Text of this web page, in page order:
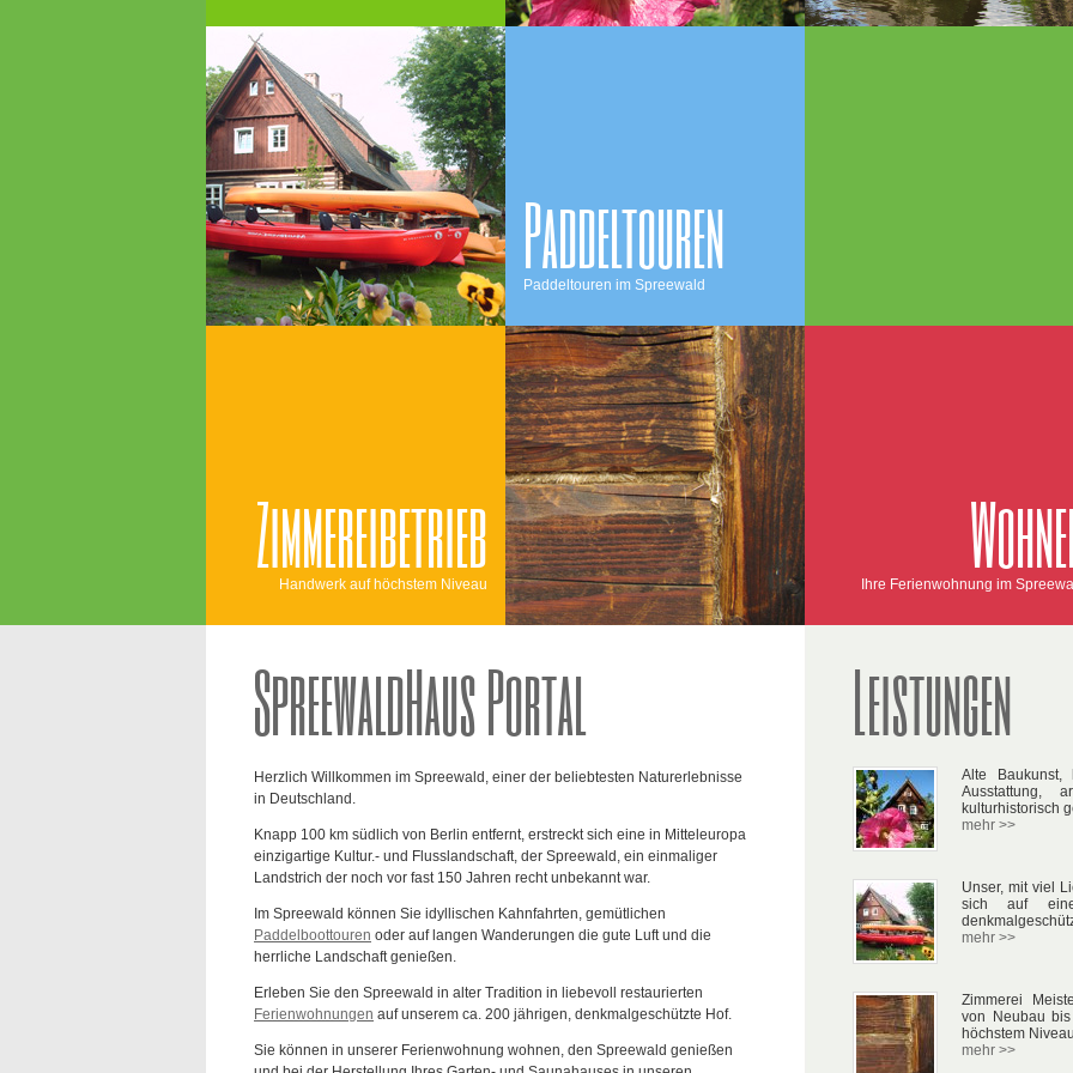
Ihre Ferienwohnung im
Paddeltouren
Paddeltouren im Spreewald
Zimmereibetrieb
Handwerk auf höchstem Niveau
SpreewaldHaus Portal
Herzlich Willkommen im Spreewald, einer der beliebtesten Naturerlebnisse
in Deutschland.
Knapp 100 km südlich von Berlin entfernt, erstreckt sich eine in Mitteleuropa
einzigartige Kultur.- und Flusslandschaft, der Spreewald, ein einmaliger
Landstrich der noch vor fast 150 Jahren recht unbekannt war.
Im Spreewald können Sie idyllischen Kahnfahrten, gemütlichen
Paddelboottouren oder auf langen Wanderungen die gute Luft und die
herrliche Landschaft genießen.
Erleben Sie den Spreewald in alter Tradition in liebevoll restaurierten
Ferienwohnungen auf unserem ca. 200 jährigen, denkmalgeschützte Hof.
Sie können in unserer Ferienwohnung wohnen, den Spreewald genießen
Leistungen
Alte Baukunst,
Ausstattung,
kulturhistorisch
mehr >>
Unser, mit viel
sich auf
mehr >>
Zimmerei
von Neubau
höchstem
mehr >>